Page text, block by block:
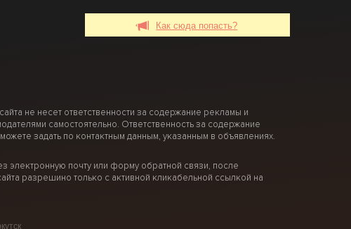
Как сюда попасть?
не несет ответственности за содержание рекламы и
самостоятельно. Ответственность за содержание
задать по контактным данным, указанным в объявлениях.
электронную почту или форму обратной связи, после
разрешино только с активной кликабельной ссылкой на